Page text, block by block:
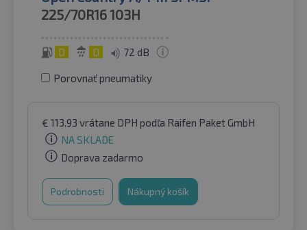
225/70R16103H
D D 72 dB
Porovnať pneumatiky
€ 113.93 vrátane DPH podľa Raifen Paket GmbH
NA SKLADE
Doprava zadarmo
Podrobnosti Nákupný košík